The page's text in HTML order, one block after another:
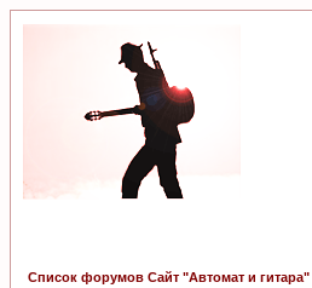
Список форумов Сайт "Автомат и гитара"